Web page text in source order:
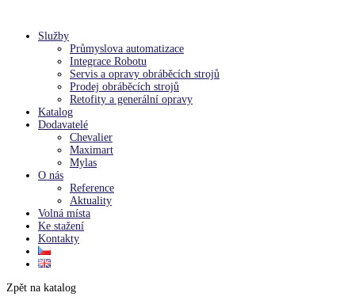
Služby
Průmyslova automatizace
Integrace Robotu
Servis a opravy obráběcích strojů
Prodej obráběcích strojů
Retofity a generální opravy
Katalog
Dodavatelé
Chevalier
Maximart
Mylas
O nás
Reference
Aktuality
Volná místa
Ke stažení
Kontakty
Zpět na katalog